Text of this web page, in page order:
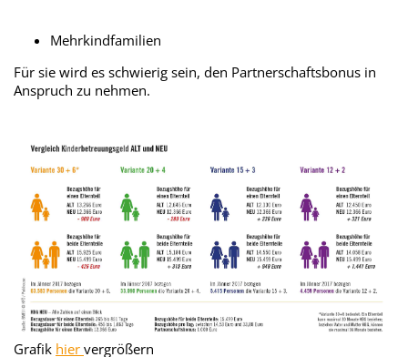
Mehrkindfamilien
Für sie wird es schwierig sein, den Partnerschaftsbonus in
Anspruch zu nehmen.
Grafik hier vergrößern